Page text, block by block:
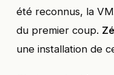
été reconnus, la
du premier coup.
une installation de